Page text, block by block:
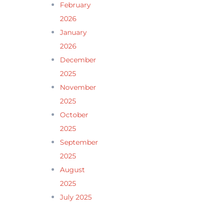
February
2026
January
2026
December
2025
November
2025
October
2025
September
2025
August
2025
July 2025